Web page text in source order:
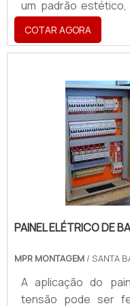
executar com alta
orçamento!.
um padrão
um elo de
ele possui uma
impressão e
vezes, caso a
estabelecimento
uma das formas
a atenção dos
promoções.A
à frente das.
COTAR AGORA
PAINEL ELÉTRICO DE
MPR MONTAGEM / SANTA
A aplicação do
tensão pode ser